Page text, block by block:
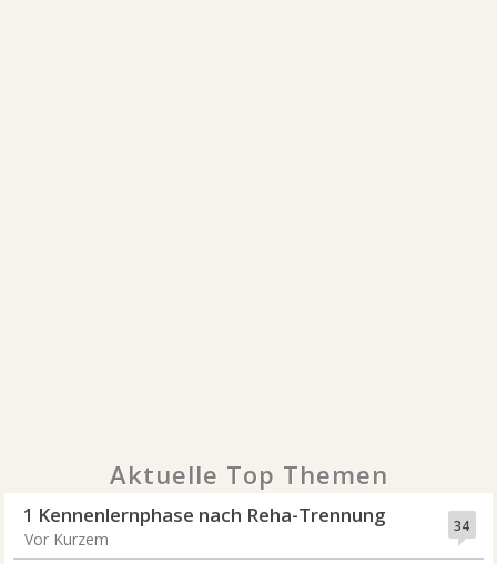
Aktuelle Top Themen
34
1 Kennenlernphase nach Reha-Trennung
Vor Kurzem